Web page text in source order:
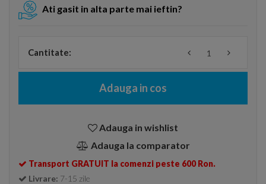
Ati gasit in alta parte mai ieftin?
Cantitate:
Adauga in cos
Adauga in wishlist
Adauga la comparator
Transport GRATUIT la comenzi peste 600 Ron.
Livrare: 7-15 zile